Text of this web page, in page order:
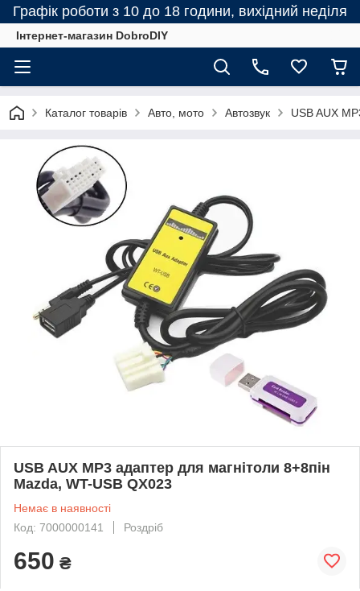
Графік роботи з 10 до 18 години, вихідний неділя
Інтернет-магазин DobroDIY
Каталог товарів Авто, мото Автозвук USB AUX
USB AUX MP3 адаптер для магнітоли 8+8пін
Mazda, WT-USB QX023
Немає в наявності
Код: 7000000141
Роздріб
650 ₴